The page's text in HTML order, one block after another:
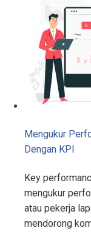
Mengukur
Dengan KPI
Key
mengukur
atau pekerja
mendorong